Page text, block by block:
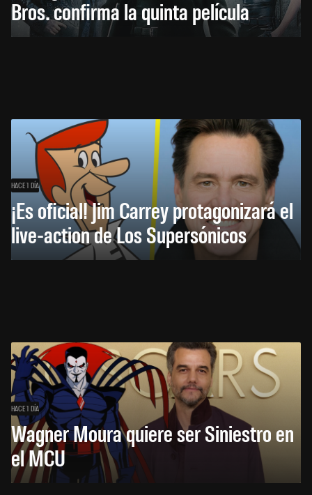
Bros. confirma la quinta película
HACE 1 DÍA
¡Es oficial! Jim Carrey protagonizará el
live-action de Los Supersónicos
HACE 1 DÍA
Wagner Moura quiere ser Siniestro en
el MCU